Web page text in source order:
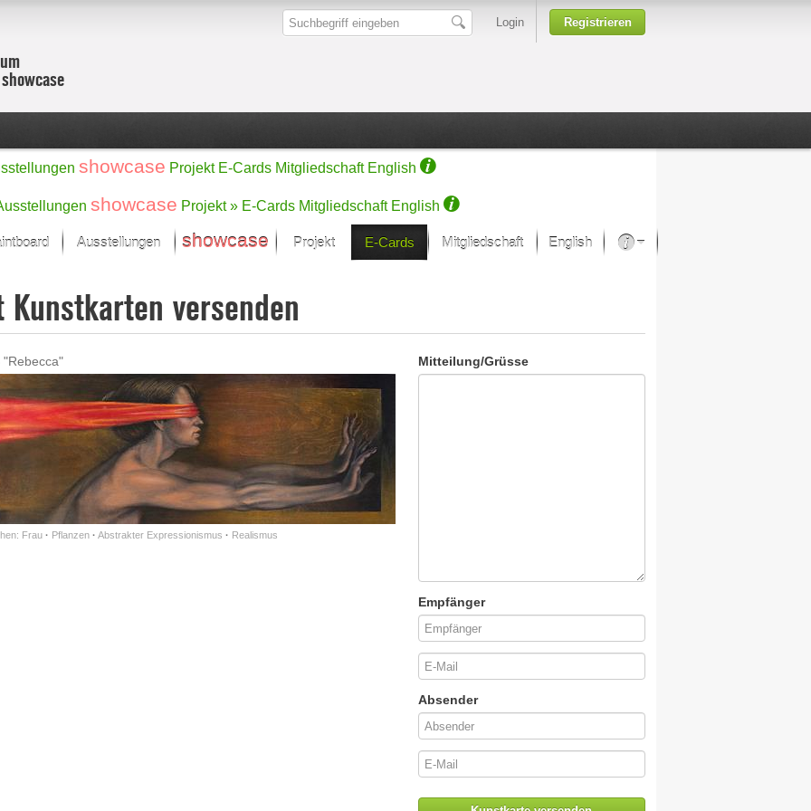
Login Registrieren
showcase Projekt E-Cards Mitgliedschaft English
showcase Projekt » E-Cards Mitgliedschaft English
im Fokus
Auswahl
Malerei
Skulptur/Plastik
Grafik
Fotografie
Ausstellungen showcase Projekt
Ein Künstlerförderprojekt von Samsung
E-Cards Mitgliedschaft English
Kunsthäuser
Kunstkarten versenden
"Rebecca"
Frau · Pflanzen · Abstrakter Expressionismus · Realismus
Mitteilung/Grüsse
Empfänger
Absender